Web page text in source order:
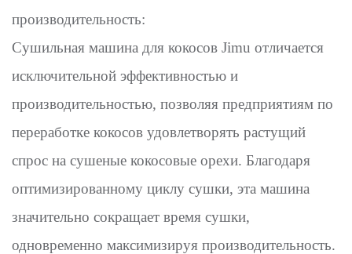
производительность:
Сушильная машина для кокосов Jimu отличается
исключительной эффективностью и
производительностью, позволяя предприятиям по
переработке кокосов удовлетворять растущий
спрос на сушеные кокосовые орехи. Благодаря
оптимизированному циклу сушки, эта машина
значительно сокращает время сушки,
одновременно максимизируя производительность.